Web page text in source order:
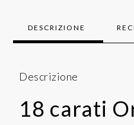
DESCRIZIONE
Descrizione
18 carati